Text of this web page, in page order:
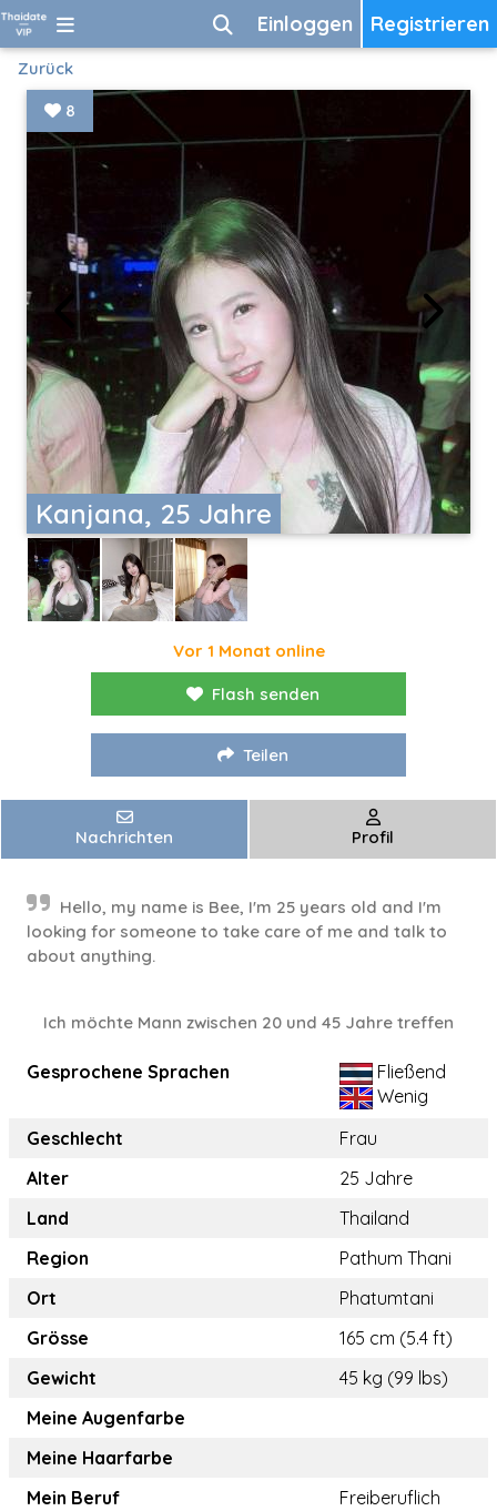
Registrieren
Einloggen
Zurück
Kanjana, 25 Jahre
8
Vor 1 Monat online
Flash senden
Teilen
Nachrichten Profil
Hello, my name is Bee, I'm 25 years old and I'm
looking for someone to take care of me and talk to
about anything.
Ich möchte Mann zwischen 20 und 45 Jahre treffen
Gesprochene Sprachen
Fließend
Wenig
Geschlecht
Frau
Alter
25 Jahre
Land
Thailand
Region
Pathum Thani
Ort
Phatumtani
Grösse
165 cm (5.4 ft)
Gewicht
45 kg (99 lbs)
Meine Augenfarbe
Meine Haarfarbe
Mein Beruf
Freiberuflich